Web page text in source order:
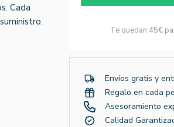
Cada
Te quedan 45€
Envíos gratis y
Regalo en cada
Asesoramiento
Calidad